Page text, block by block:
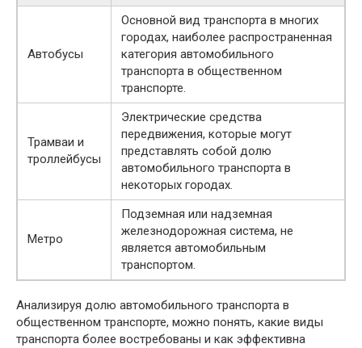
Автобусы
Основной вид транспорта в многих
городах, наиболее распространенная
категория автомобильного
транспорта в общественном
транспорте.
Трамваи и
троллейбусы
Электрические средства
передвижения, которые могут
представлять собой долю
автомобильного транспорта в
некоторых городах.
Метро
Подземная или надземная
железнодорожная система, не
является автомобильным
транспортом.
Анализируя долю автомобильного транспорта в
общественном транспорте, можно понять, какие виды
транспорта более востребованы и как эффективна